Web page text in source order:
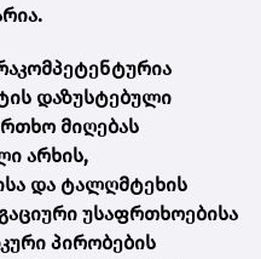
დაზუსტებული
მიღებას
არხის,
და ტალღმტეხის
უსაფრთხოებისა
პირობების